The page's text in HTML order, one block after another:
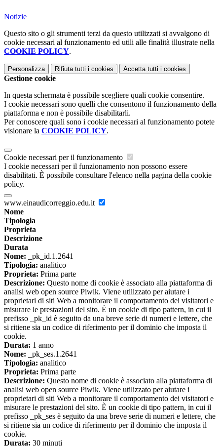
Notizie
Questo sito o gli strumenti terzi da questo utilizzati si avvalgono di
cookie necessari al funzionamento ed utili alle finalità illustrate nella
COOKIE POLICY.
Personalizza Rifiuta tutti i cookies Accetta tutti i cookies
Gestione cookie
In questa schermata è possibile scegliere quali cookie consentire.
I cookie necessari sono quelli che consentono il funzionamento della
piattaforma e non è possibile disabilitarli.
Per conoscere quali sono i cookie necessari al funzionamento potete
visionare la COOKIE POLICY.
Cookie necessari per il funzionamento
I cookie necessari per il funzionamento non possono essere
disabilitati. È possibile consultare l'elenco nella pagina della cookie
policy.
www.einaudicorreggio.edu.it
Nome
Tipologia
Proprieta
Descrizione
Durata
Nome: _pk_id.1.2641
Tipologia: analitico
Proprieta: Prima parte
Descrizione: Questo nome di cookie è associato alla piattaforma di
analisi web open source Piwik. Viene utilizzato per aiutare i
proprietari di siti Web a monitorare il comportamento dei visitatori e
misurare le prestazioni del sito. È un cookie di tipo pattern, in cui il
prefisso _pk_id è seguito da una breve serie di numeri e lettere, che
si ritiene sia un codice di riferimento per il dominio che imposta il
cookie.
Durata: 1 anno
Nome: _pk_ses.1.2641
Tipologia: analitico
Proprieta: Prima parte
Descrizione: Questo nome di cookie è associato alla piattaforma di
analisi web open source Piwik. Viene utilizzato per aiutare i
proprietari di siti Web a monitorare il comportamento dei visitatori e
misurare le prestazioni del sito. È un cookie di tipo pattern, in cui il
prefisso _pk_ses è seguito da una breve serie di numeri e lettere, che
si ritiene sia un codice di riferimento per il dominio che imposta il
cookie.
Durata: 30 minuti